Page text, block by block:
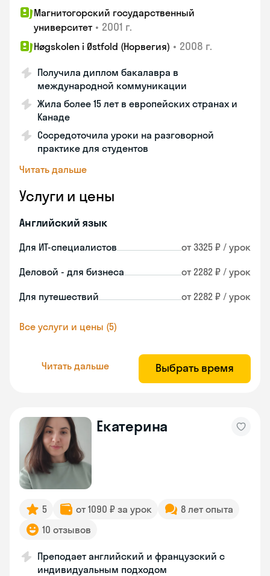
Магнитогорский государственный
университет • 2001 г.
Høgskolen i Østfold (Норвегия) • 2008 г.
Получила диплом бакалавра в
международной коммуникации
Жила более 15 лет в европейских странах и
Канаде
Сосредоточила уроки на разговорной
практике для студентов
Читать дальше
Услуги и цены
Английский язык
Для ИТ-специалистов от 3325 ₽ / урок
Деловой - для бизнеса от 2282 ₽ / урок
Для путешествий от 2282 ₽ / урок
Все услуги и цены (5)
Читать дальше Выбрать время
Екатерина
5 от 1090 ₽ за урок
8 лет опыта
10 отзывов
Преподает английский и французский с
индивидуальным подходом